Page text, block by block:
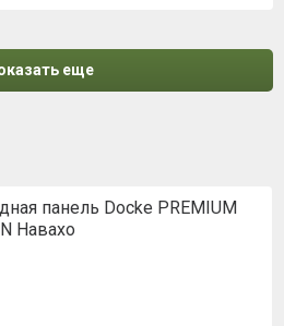
еще
панель Docke PREMIUM
Навахо